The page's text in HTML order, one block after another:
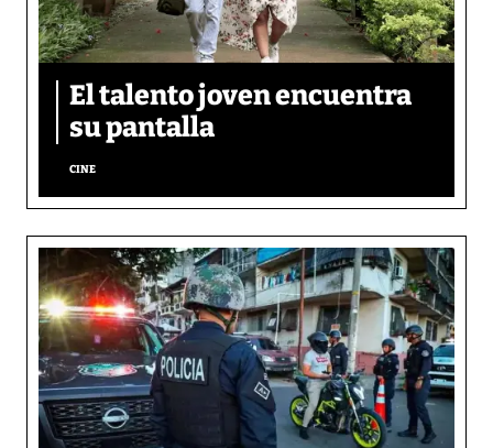
El talento joven encuentra
su pantalla​
CINE